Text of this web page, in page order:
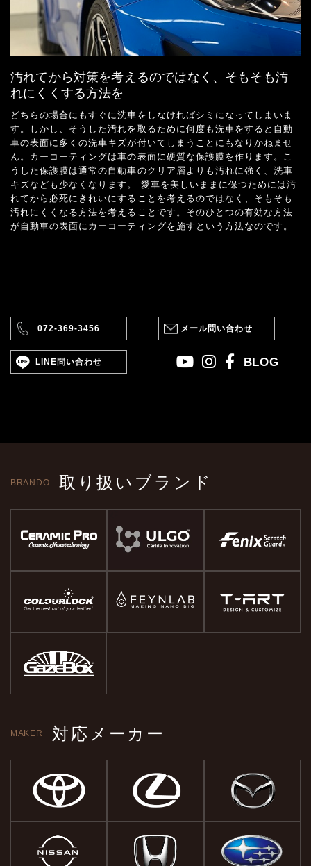
汚れてから対策を考えるのではなく、そもそも汚
れにくくする方法を
どちらの場合にもすぐに洗車をしなければシミになってしまいま
す。しかし、そうした汚れを取るために何度も洗車をすると自動
車の表面に多くの洗車キズが付いてしまうことにもなりかねませ
ん。カーコーティングは車の表面に硬質な保護膜を作ります。こ
うした保護膜は通常の自動車のクリア層よりも汚れに強く、洗車
キズなども少なくなります。 愛車を美しいままに保つためには汚
れてから必死にきれいにすることを考えるのではなく、そもそも
汚れにくくなる方法を考えることです。そのひとつの有効な方法
が自動車の表面にカーコーティングを施すという方法なのです。
072-369-3456 メール問い合わせ
LINE問い合わせ BLOG
BRANDO 取り扱いブランド
MAKER 対応メーカー